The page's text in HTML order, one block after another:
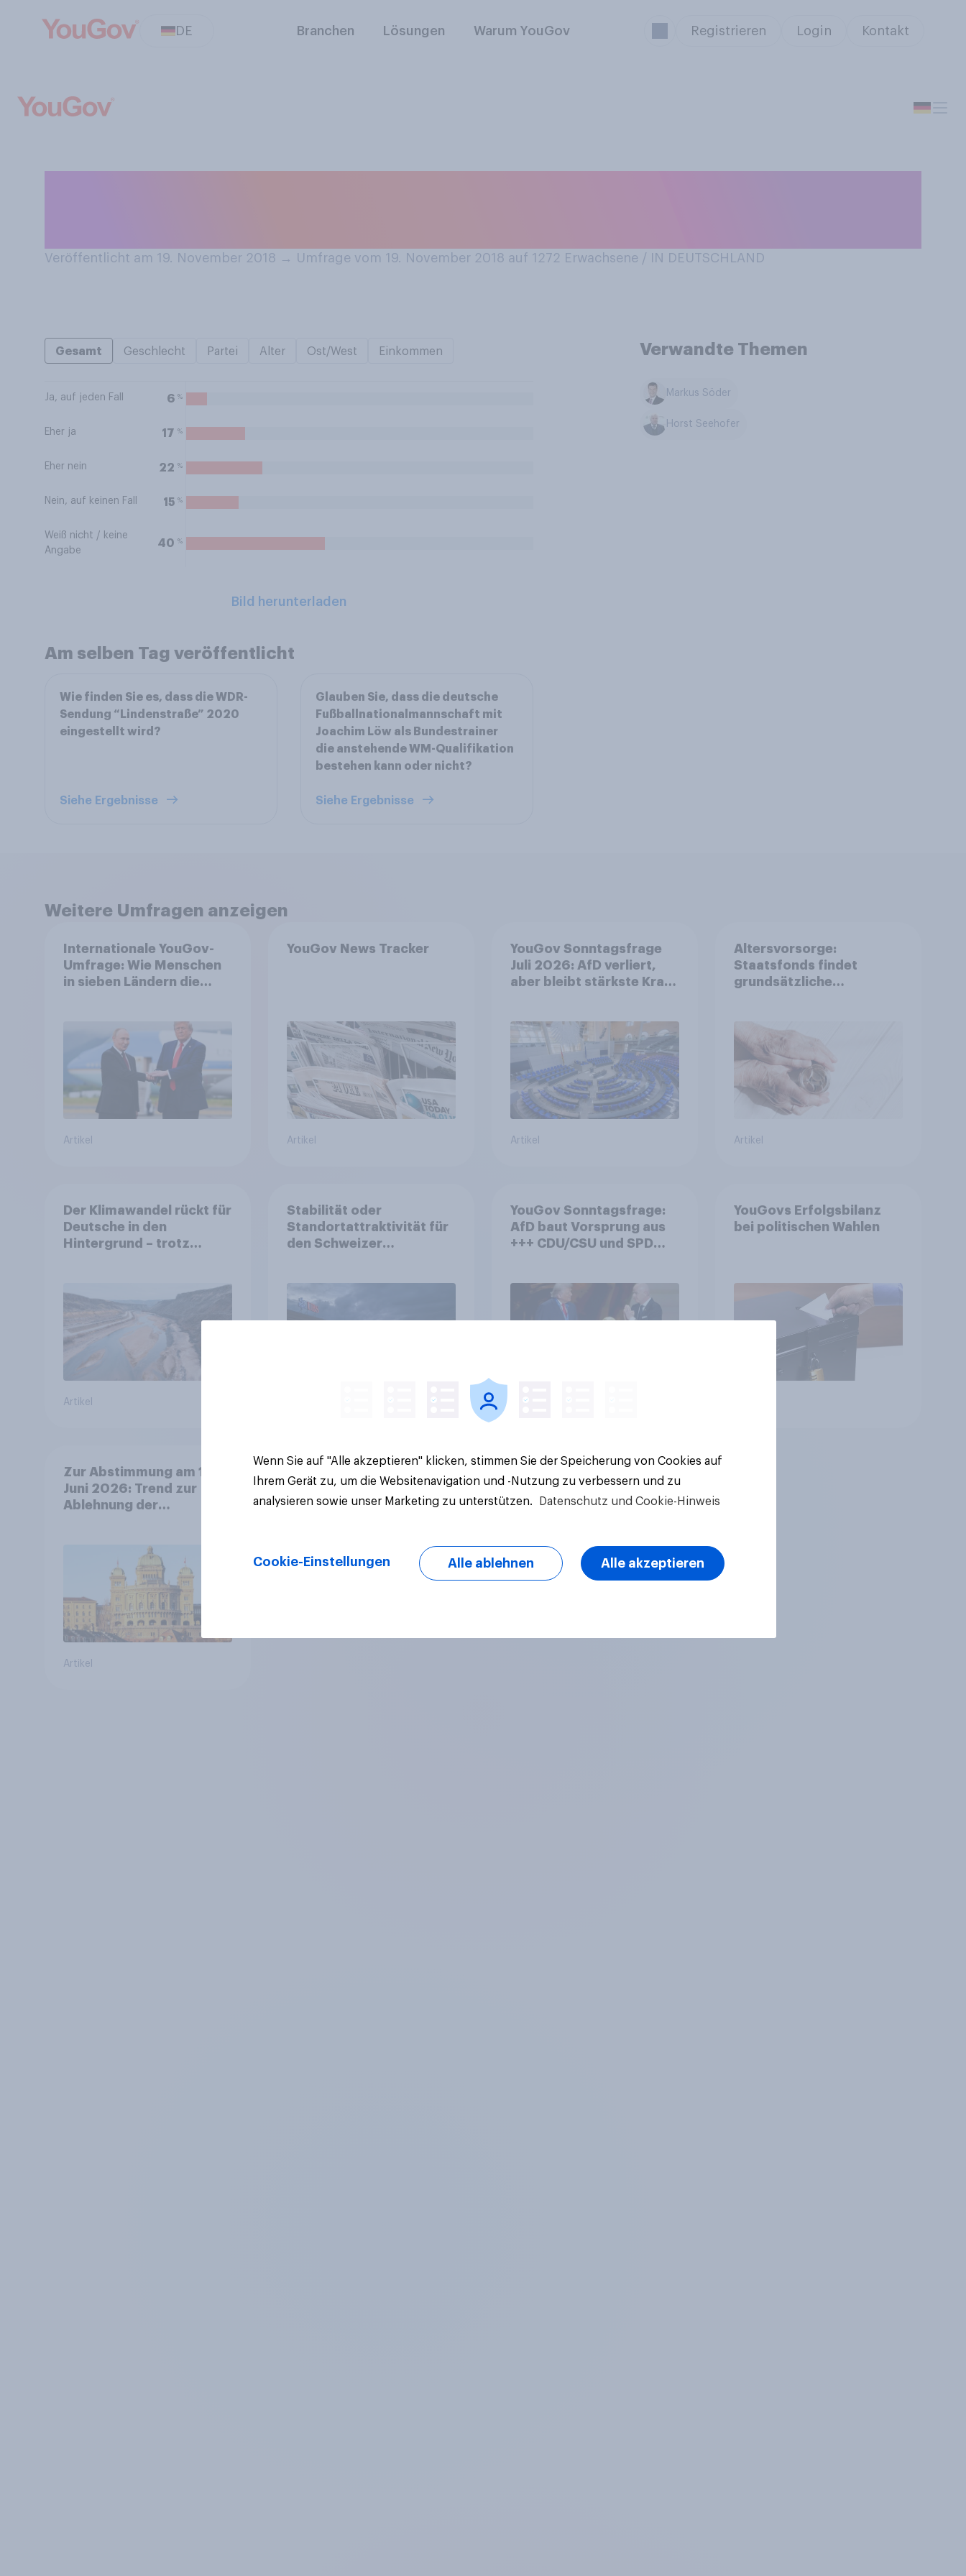
DE Branchen Lösungen Warum YouGov Registrieren Login Kontakt
Veröffentlicht am 19. November 2018 → Umfrage vom 19. November 2018 auf 1272 Erwachsene / IN DEUTSCHLAND
Gesamt Geschlecht Partei Alter Ost/West Einkommen
Ja, auf jeden Fall 6 %
Eher ja 17 %
Eher nein 22 %
Nein, auf keinen Fall 15 %
Weiß nicht / keine
Angabe
40 %
Bild herunterladen
Verwandte Themen
Markus Söder
Horst Seehofer
Am selben Tag veröffentlicht
Wie finden Sie es, dass die WDR-
Sendung “Lindenstraße” 2020
eingestellt wird?
Siehe Ergebnisse
Glauben Sie, dass die deutsche
Fußballnationalmannschaft mit
Joachim Löw als Bundestrainer
die anstehende WM-Qualifikation
bestehen kann oder nicht?
Siehe Ergebnisse
Weitere Umfragen anzeigen
Internationale YouGov-
Umfrage: Wie Menschen
in sieben Ländern die
Bedrohungen und
Bündnisse bewerten
Artikel
YouGov News Tracker
Artikel
YouGov Sonntagsfrage
Juli 2026: AfD verliert,
aber bleibt stärkste Kraft
Bevölkerung
Artikel
Altersvorsorge:
Staatsfonds findet
grundsätzliche
entscheiden über die
Akzeptanz
Artikel
Der Klimawandel rückt für
Deutsche in den
Hintergrund – trotz
Artikel
Stabilität oder
Standortattraktivität für
den Schweizer
Debatte um die
Regulierung von
YouGov Sonntagsfrage:
AfD baut Vorsprung aus
+++ CDU/CSU und SPD
wünschen sich Fußball-
WM ohne Politik
Artikel
YouGovs Erfolgsbilanz
bei politischen Wahlen
Zur Abstimmung am 14.
Juni 2026: Trend zur
Ablehnung der
für Annahme des
Zivildienstgesetz sinken
Artikel
Wenn Sie auf "Alle akzeptieren" klicken, stimmen Sie der Speicherung von Cookies auf
Ihrem Gerät zu, um die Websitenavigation und -Nutzung zu verbessern und zu
analysieren sowie unser Marketing zu unterstützen.
Datenschutz und Cookie-Hinweis
Cookie-Einstellungen Alle ablehnen Alle akzeptieren